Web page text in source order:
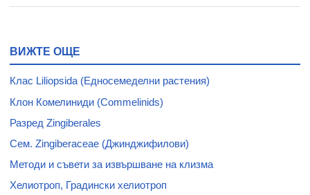
ВИЖТЕ ОЩЕ
Клас Liliopsida (Едносемеделни растения)
Клон Комелиниди (Commelinids)
Разред Zingiberales
Сем. Zingiberaceae (Джинджифилови)
Методи и съвети за извършване на клизма
Хелиотроп, Градински хелиотроп